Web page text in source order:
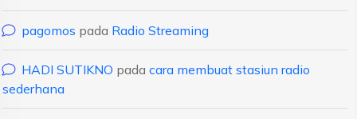
pagomos pada Radio Streaming
HADI SUTIKNO pada cara membuat stasiun radio
sederhana